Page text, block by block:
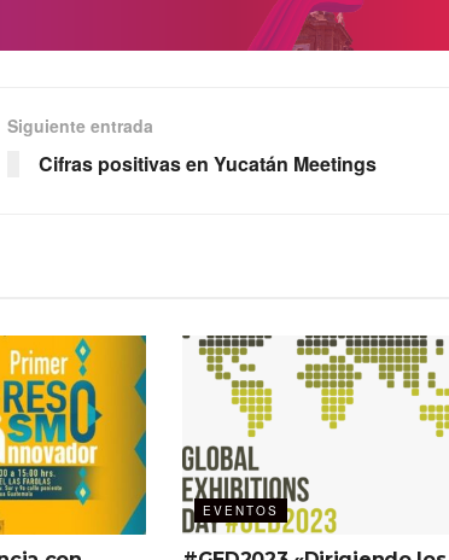
Siguiente entrada
Cifras positivas en Yucatán Meetings
EVENTOS